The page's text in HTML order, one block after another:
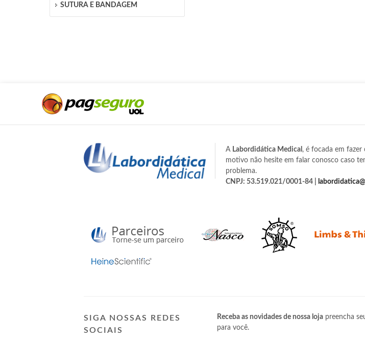
SUTURA E BANDAGEM
A Labordidática Medical , é focada em
motivo não hesite em falar conosco caso
problema.
CNPJ: 53.519.021/0001-84 |
SIGA NOSSAS REDES
SOCIAIS
Receba as novidades de nossa loja preencha
para você.